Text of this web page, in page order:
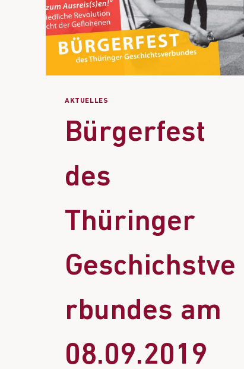
AKTUELLES
Bürgerfest
des
Thüringer
Geschichstve
rbundes am
08.09.2019